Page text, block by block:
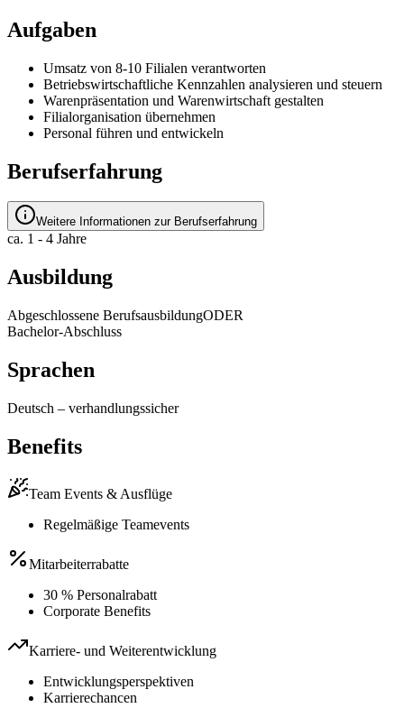
Aufgaben
Umsatz von 8-10 Filialen verantworten
Betriebswirtschaftliche Kennzahlen analysieren und steuern
Warenpräsentation und Warenwirtschaft gestalten
Filialorganisation übernehmen
Personal führen und entwickeln
Berufserfahrung
Weitere Informationen zur Berufserfahrung
ca. 1 - 4 Jahre
Ausbildung
Abgeschlossene BerufsausbildungODER
Bachelor-Abschluss
Sprachen
Deutsch – verhandlungssicher
Benefits
Team Events & Ausflüge
Regelmäßige Teamevents
Mitarbeiterrabatte
30 % Personalrabatt
Corporate Benefits
Karriere- und Weiterentwicklung
Entwicklungsperspektiven
Karrierechancen